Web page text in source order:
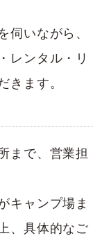
伺いながら、
レンタル・リ
きます。
まで、営業担
キャンプ場ま
、具体的なご